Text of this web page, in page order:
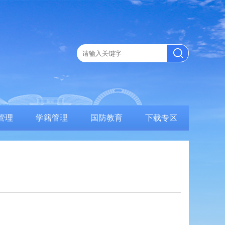
理 学籍管理 国防教育 下载专区